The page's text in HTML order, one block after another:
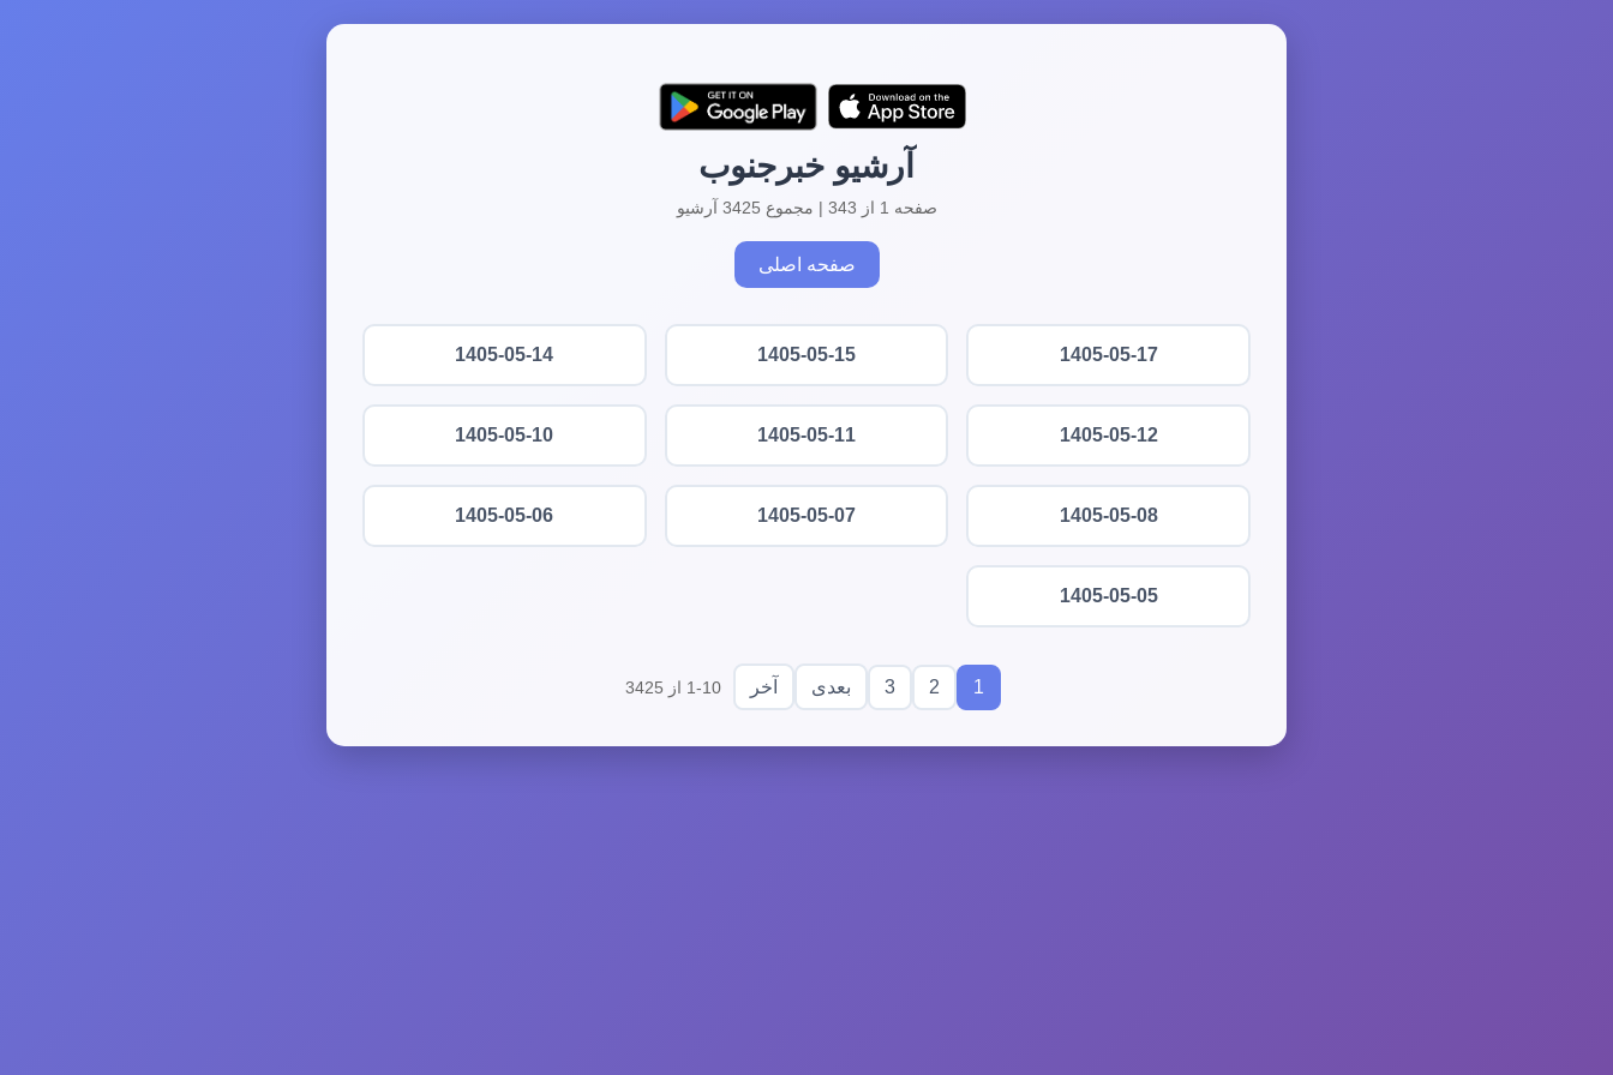
آرشیو خبرجنوب
صفحه 1 از 343 | مجموع 3425 آرشیو
صفحه اصلی
1405-05-17
1405-05-15
1405-05-14
1405-05-12
1405-05-11
1405-05-10
1405-05-08
1405-05-07
1405-05-06
1405-05-05
1
2
3 بعدی آخر 1-10 از 3425